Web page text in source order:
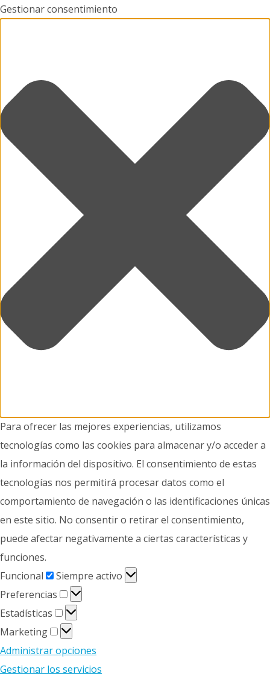
Gestionar consentimiento
Para ofrecer las mejores experiencias, utilizamos
tecnologías como las cookies para almacenar y/o acceder a
la información del dispositivo. El consentimiento de estas
tecnologías nos permitirá procesar datos como el
comportamiento de navegación o las identificaciones únicas
en este sitio. No consentir o retirar el consentimiento,
puede afectar negativamente a ciertas características y
funciones.
Funcional
Funcional
Siempre activo
Preferencias
Preferencias
Estadísticas
Estadísticas
Marketing
Marketing
Administrar opciones
Gestionar los servicios